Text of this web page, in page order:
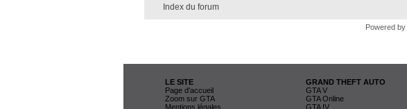
Index du forum
Powered by
LE SITE
Page d'accueil
Zoom sur GTA
Mentions légales
GRAND THEFT AUTO
GTA V
GTA Online
GTA IV